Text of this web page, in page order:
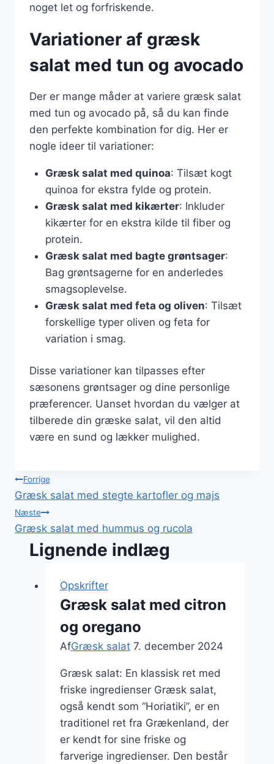
noget let og forfriskende.
Variationer af græsk
salat med tun og avocado
Der er mange måder at variere græsk salat
med tun og avocado på, så du kan finde
den perfekte kombination for dig. Her er
nogle ideer til variationer:
Græsk salat med quinoa: Tilsæt kogt
quinoa for ekstra fylde og protein.
Græsk salat med kikærter: Inkluder
kikærter for en ekstra kilde til fiber og
protein.
Græsk salat med bagte grøntsager:
Bag grøntsagerne for en anderledes
smagsoplevelse.
Græsk salat med feta og oliven: Tilsæt
forskellige typer oliven og feta for
variation i smag.
Disse variationer kan tilpasses efter
sæsonens grøntsager og dine personlige
præferencer. Uanset hvordan du vælger at
tilberede din græske salat, vil den altid
være en sund og lækker mulighed.
Indlægsnavigation
Forrige
Græsk salat med stegte kartofler og majs
Næste
Græsk salat med hummus og rucola
Lignende indlæg
Opskrifter
Græsk salat med citron
og oregano
AfGræsk salat 7. december 2024
Græsk salat: En klassisk ret med
friske ingredienser Græsk salat,
også kendt som “Horiatiki”, er en
traditionel ret fra Grækenland, der
er kendt for sine friske og
farverige ingredienser. Den består